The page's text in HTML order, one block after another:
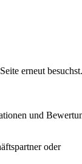
erneut besuchst.
und
oder